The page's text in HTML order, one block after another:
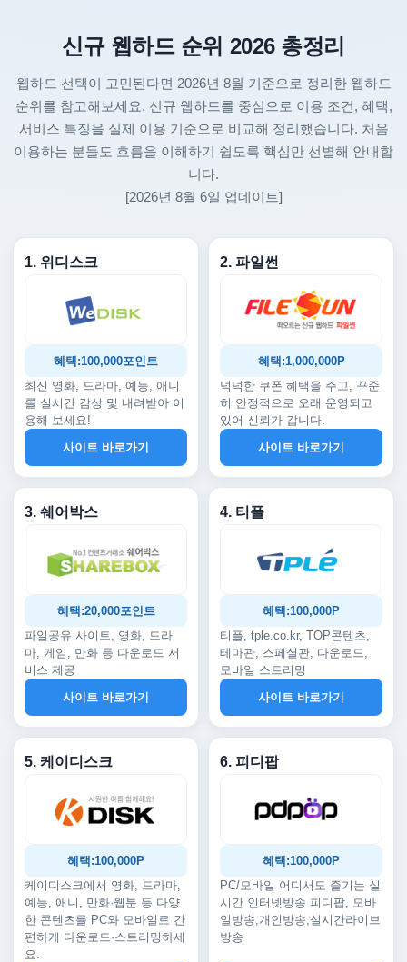
신규 웹하드 순위 2026 총정리
웹하드 선택이 고민된다면 2026년 8월 기준으로 정리한 웹하드
순위를 참고해보세요. 신규 웹하드를 중심으로 이용 조건, 혜택,
서비스 특징을 실제 이용 기준으로 비교해 정리했습니다. 처음
이용하는 분들도 흐름을 이해하기 쉽도록 핵심만 선별해 안내합
니다.
[2026년 8월 6일 업데이트]
1. 위디스크
혜택:100,000포인트
최신 영화, 드라마, 예능, 애니
를 실시간 감상 및 내려받아 이
용해 보세요!
사이트 바로가기
2. 파일썬
혜택:1,000,000P
넉넉한 쿠폰 혜택을 주고, 꾸준
히 안정적으로 오래 운영되고
있어 신뢰가 갑니다.
사이트 바로가기
3. 쉐어박스
혜택:20,000포인트
파일공유 사이트, 영화, 드라
마, 게임, 만화 등 다운로드 서
비스 제공
사이트 바로가기
4. 티플
혜택:100,000P
티플, tple.co.kr, TOP콘텐츠,
테마관, 스페셜관, 다운로드,
모바일 스트리밍
사이트 바로가기
5. 케이디스크
혜택:100,000P
케이디스크에서 영화, 드라마,
예능, 애니, 만화·웹툰 등 다양
한 콘텐츠를 PC와 모바일로 간
편하게 다운로드·스트리밍하세
요.
6. 피디팝
혜택:100,000P
PC/모바일 어디서도 즐기는 실
시간 인터넷방송 피디팝, 모바
일방송,개인방송,실시간라이브
방송